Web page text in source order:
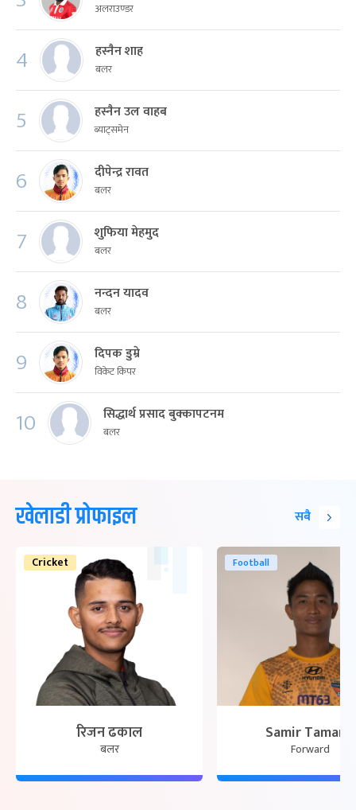
अलराउण्डर
4 हस्नैन शाह
बलर
5 हस्नैन उल वाहब
ब्याट्समेन
6 दीपेन्द्र रावत
बलर
7 शुफिया मेहमुद
बलर
8 नन्दन यादव
बलर
9 दिपक डुम्रे
विकेट किपर
10 सिद्धार्थ प्रसाद बुक्कापटनम
बलर
खेलाडी प्रोफाइल सबै
Cricket
रिजन ढकाल
बलर
Football
Samir Tamang
Forward